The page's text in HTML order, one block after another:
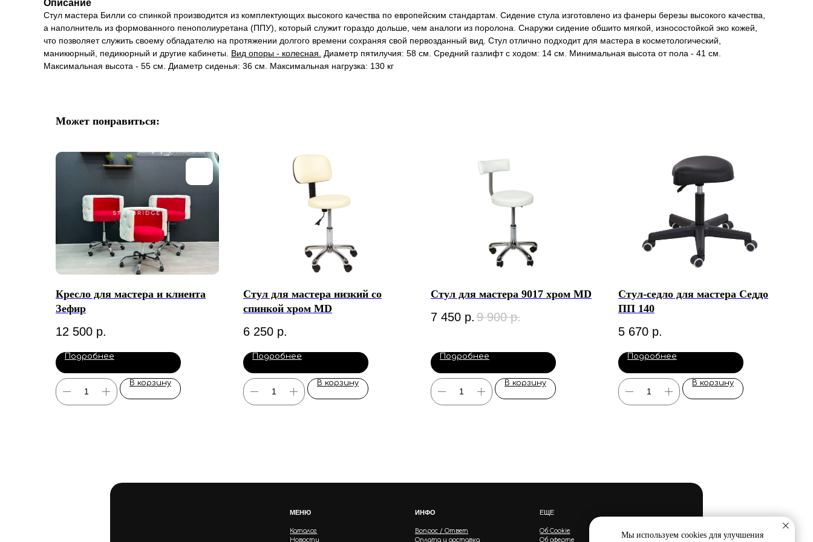
Описание
Стул мастера Билли со спинкой производится из комплектующих высокого качества по европейским стандартам. Сидение стула изготовлено из фанеры березы высокого качества,
а наполнитель из формованного пенополиуретана (ППУ), который служит гораздо дольше, чем аналоги из поролона. Снаружи сидение обшито мягкой, износостойкой эко кожей,
что позволяет служить своему обладателю на протяжении долгого времени сохраняя свой первозданный вид. Стул отлично подходит для мастера в косметологический,
маникюрный, педикюрный и другие кабинеты. Вид опоры - колесная.
Диаметр пятилучия: 58 см. Средний газлифт с ходом: 14 см. Минимальная высота от пола - 41 см.
Максимальная высота - 55 см. Диаметр сиденья: 36 см. Максимальная нагрузка: 130 кг
Может понравиться:
Кресло для мастера и клиента
Зефир
12 500 р.
Подробнее
В корзину
Стул для мастера низкий со
спинкой хром MD
6 250 р.
Подробнее
В корзину
Стул для мастера 9017 хром MD
7 450 р. 9 900 р.
Подробнее
В корзину
Стул-седло для мастера Седдо
ПП 140
5 670 р.
Подробнее
В корзину
МЕНЮ
Каталог Вопрос / Ответ
Об Cookie
Новости
Оплата и доставка Об оферте
ИНФО ЕЩЕ
Мы используем cookies для улучшения